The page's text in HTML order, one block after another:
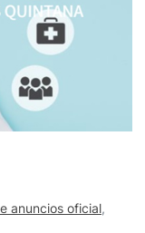
anuncios oficial,